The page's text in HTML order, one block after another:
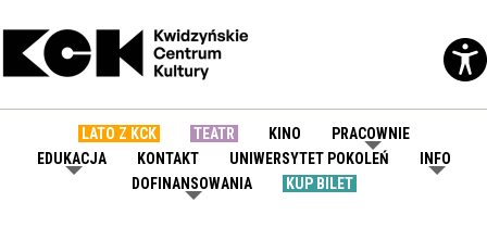
LATO Z KCK TEATR KINO
PRACOWNIE
EDUKACJA
KONTAKT UNIWERSYTET POKOLEŃ
INFO
DOFINANSOWANIA
KUP BILET